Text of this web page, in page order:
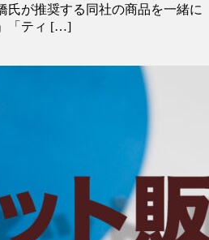
氏が推奨する同社の商品を一緒に
「ティ […]